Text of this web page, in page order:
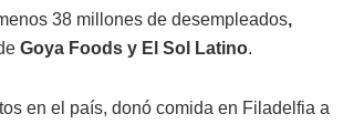
38 millones de desempleados,
Goya Foods y El Sol Latino.
en el país, donó comida en Filadelfia a